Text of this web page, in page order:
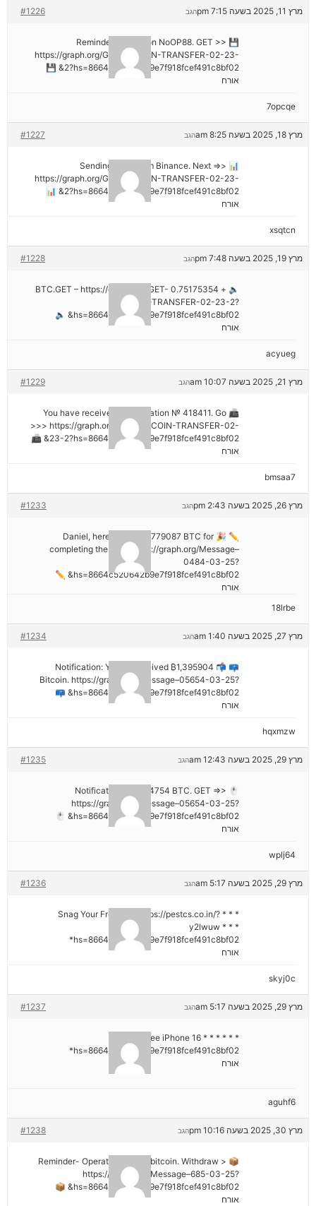
מרץ 11, 2025 בשעה 7:15 pm #1226 הגב
💾 Reminder: Operation NoOP88. GET >>
https://graph.org/GET-BITCOIN-TRANSFER-02-23-
2?hs=8664c520642b9e7f918fcef491c8bf02& 💾
אורח
7opcqe
מרץ 18, 2025 בשעה 8:25 am #1227 הגב
📊 Sending a gift from Binance. Next =>>
https://graph.org/GET-BITCOIN-TRANSFER-02-23-
2?hs=8664c520642b9e7f918fcef491c8bf02& 📊
אורח
xsqtcn
מרץ 19, 2025 בשעה 7:48 pm #1228 הגב
🔈 + 0.75175354 BTC.GET – https://graph.org/GET-
BITCOIN-TRANSFER-02-23-2?
hs=8664c520642b9e7f918fcef491c8bf02& 🔈
אורח
acyueg
מרץ 21, 2025 בשעה 10:07 am #1229 הגב
📠 You have received 1 notification № 418411. Go
>>> https://graph.org/GET-BITCOIN-TRANSFER-02-
23-2?hs=8664c520642b9e7f918fcef491c8bf02& 📠
אורח
bmsaa7
מרץ 26, 2025 בשעה 2:43 pm #1233 הגב
✏ 🎉 Daniel, here's your ₿2,779087 BTC for
completing the task. https://graph.org/Message–
0484-03-25?
hs=8664c520642b9e7f918fcef491c8bf02& ✏
אורח
18lrbe
מרץ 27, 2025 בשעה 1:40 am #1234 הגב
📪 📬 Notification: You've received ₿1,395904
Bitcoin. https://graph.org/Message–05654-03-25?
hs=8664c520642b9e7f918fcef491c8bf02& 📪
אורח
hqxmzw
מרץ 29, 2025 בשעה 12:43 am #1235 הגב
🖱 Notification; + 1,424754 BTC. GET =>>
https://graph.org/Message–05654-03-25?
hs=8664c520642b9e7f918fcef491c8bf02& 🖱
אורח
wplj64
מרץ 29, 2025 בשעה 5:17 am #1236 הגב
* * * Snag Your Free Gift: https://pestcs.co.in/?
y2lwuw * * *
hs=8664c520642b9e7f918fcef491c8bf02*
אורח
skyj0c
מרץ 29, 2025 בשעה 5:17 am #1237 הגב
* * * Claim Free iPhone 16 * * *
hs=8664c520642b9e7f918fcef491c8bf02*
אורח
aguhf6
מרץ 30, 2025 בשעה 10:16 pm #1238 הגב
📦 Reminder- Operation 1.9598 bitcoin. Withdraw >
https://graph.org/Message–685-03-25?
hs=8664c520642b9e7f918fcef491c8bf02& 📦
אורח